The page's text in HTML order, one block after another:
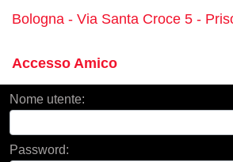
Bologna - Via Santa Croce 5 -
Accesso Amico
Nome utente:
Password: